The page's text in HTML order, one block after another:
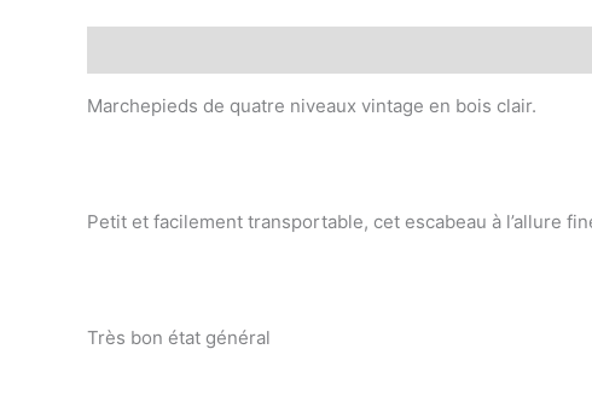
Marchepieds de quatre niveaux vintage en bois clair.
Petit et facilement transportable, cet escabeau à l’allure
Très bon état général